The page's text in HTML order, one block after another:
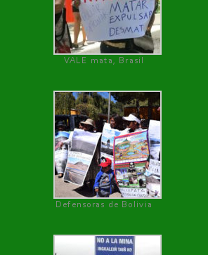
VALE mata, Brasil
Defensoras de Bolivia